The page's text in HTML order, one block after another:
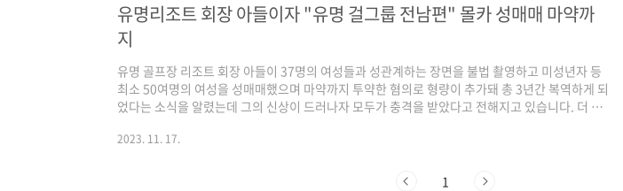
유명리조트 회장 아들이자 "유명 걸그룹 전남편" 몰카 성매매 마약까
지
유명 골프장 리조트 회장 아들이 37명의 여성들과 성관계하는 장면을 불법 촬영하고 미성년자 등
최소 50여명의 여성을 성매매했으며 마약까지 투약한 혐의로 형량이 추가돼 총 3년간 복역하게 되
었다는 소식을 알렸는데 그의 신상이 드러나자 모두가 충격을 받았다고 전해지고 있습니다. 더 많
형사합의31부(부장 이중민)는 유명 골프장 리조트 회장 2세 권모(40) 씨에게 징역 1년 2개월과 추
5년간 아동·청소년·장애인 관련 기관 취업 금지도 명령했습니다. A 골프장 리조트 회장의 아들이
2023. 11. 17.
1